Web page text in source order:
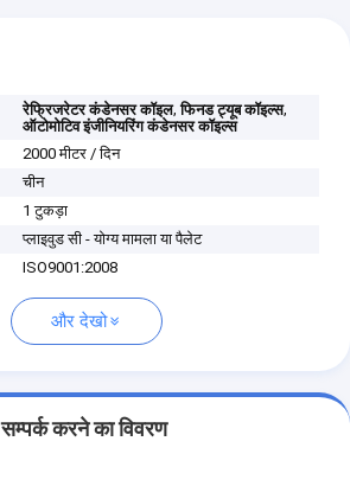
रेफ्रिजरेटर कंडेनसर कॉइल,फिनड ट्यूब कॉइल्स,
ऑटोमोटिव इंजीनियरिंग कंडेनसर कॉइल्स
2000 मीटर / दिन
चीन
1 टुकड़ा
प्लाइवुड सी - योग्य मामला या पैलेट
ISO9001:2008
और देखो
सम्पर्क करने का विवरण